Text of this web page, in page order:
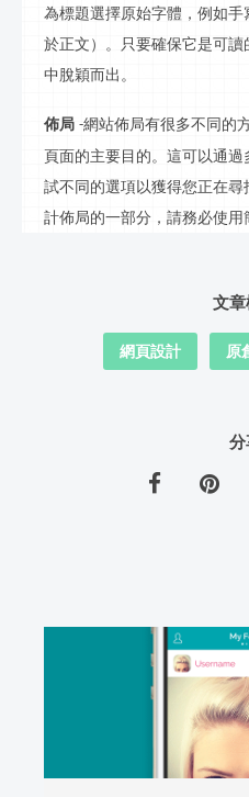
為標題選擇原始字體，例如
於正文）。只要確保它是可
中脫穎而出。
佈局 -網站佈局有很多不同的
頁面的主要目的。這可以通
試不同的選項以獲得您正在
計佈局的一部分，請務必使用
文
網頁設計 原